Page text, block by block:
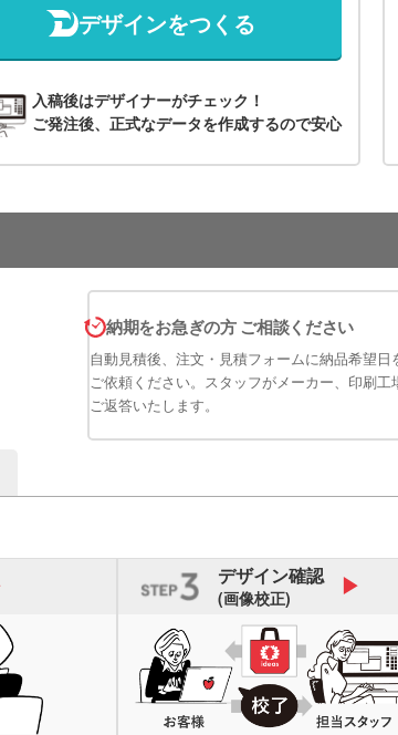
デザインをつくる
入稿後はデザイナーがチェック！
ご発注後、正式なデータを作成するので安心
納期をお急ぎの方 ご相談ください
自動見積後、注文・見積フォームに納品希望日
ご依頼ください。スタッフがメーカー、印刷工
ご返答いたします。
デザイン確認
(画像校正)